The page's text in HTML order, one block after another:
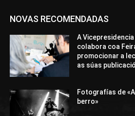
NOVAS RECOMENDADAS
A
colabora coa
promocionar a
as súas
Fotografías de
berro»